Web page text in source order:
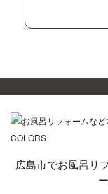
広島市でお風呂リ